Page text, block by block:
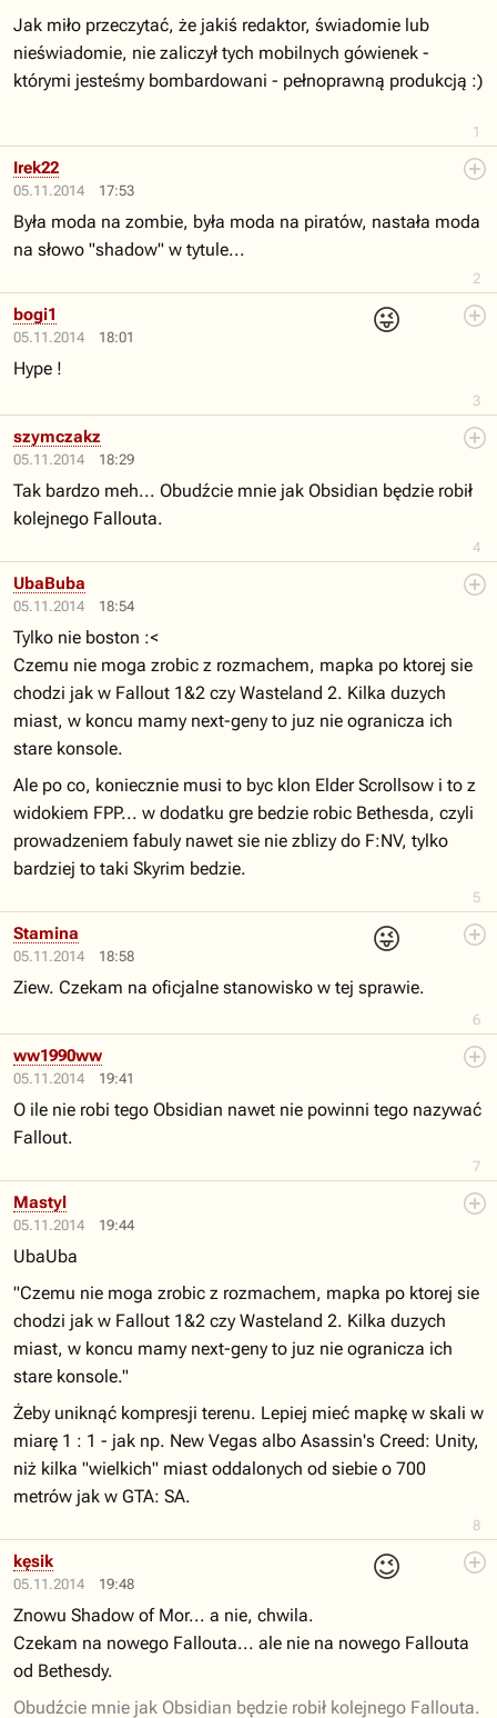
1
Jak miło przeczytać, że jakiś redaktor, świadomie lub
nieświadomie, nie zaliczył tych mobilnych gówienek -
którymi jesteśmy bombardowani - pełnoprawną produkcją :)
05.11.2014 17:53
2
Irek22
Była moda na zombie, była moda na piratów, nastała moda
na słowo "shadow" w tytule...
05.11.2014 18:01
😜
3
bogi1
Hype !
05.11.2014 18:29
4
szymczakz
Tak bardzo meh... Obudźcie mnie jak Obsidian będzie robił
kolejnego Fallouta.
05.11.2014 18:54
5
UbaBuba
Tylko nie boston :<
Czemu nie moga zrobic z rozmachem, mapka po ktorej sie
chodzi jak w Fallout 1&2 czy Wasteland 2. Kilka duzych
miast, w koncu mamy next-geny to juz nie ogranicza ich
stare konsole.
Ale po co, koniecznie musi to byc klon Elder Scrollsow i to z
widokiem FPP... w dodatku gre bedzie robic Bethesda, czyli
prowadzeniem fabuly nawet sie nie zblizy do F:NV, tylko
bardziej to taki Skyrim bedzie.
05.11.2014 18:58
😜
6
Stamina
Ziew. Czekam na oficjalne stanowisko w tej sprawie.
05.11.2014 19:41
7
ww1990ww
O ile nie robi tego Obsidian nawet nie powinni tego nazywać
Fallout.
05.11.2014 19:44
8
Mastyl
UbaUba
"Czemu nie moga zrobic z rozmachem, mapka po ktorej sie
chodzi jak w Fallout 1&2 czy Wasteland 2. Kilka duzych
miast, w koncu mamy next-geny to juz nie ogranicza ich
stare konsole."
Żeby uniknąć kompresji terenu. Lepiej mieć mapkę w skali w
miarę 1 : 1 - jak np. New Vegas albo Asassin's Creed: Unity,
niż kilka "wielkich" miast oddalonych od siebie o 700
metrów jak w GTA: SA.
05.11.2014 19:48
😉
kęsik
Znowu Shadow of Mor... a nie, chwila.
Czekam na nowego Fallouta... ale nie na nowego Fallouta
od Bethesdy.
Obudźcie mnie jak Obsidian będzie robił kolejnego Fallouta.